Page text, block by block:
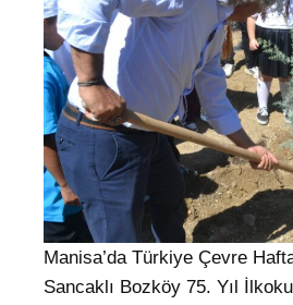
Manisa’da Türkiye Çevre
Sancaklı Bozköy 75. Yıl